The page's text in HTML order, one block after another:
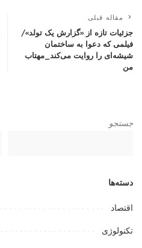
مقاله قبلی
جزئیات تازه از «گزارش یک تولد»/
فیلمی که دعوا به ساختمان
شیشه‌ای را روایت می‌کند_مهتاب
من
جستجو
دسته‌ها
اقتصاد
تکنولوژی